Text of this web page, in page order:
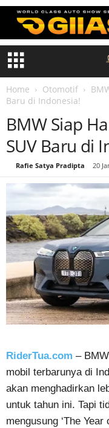
Home Otomotif
Baru di Indonesia!
BMW Siap
SUV Baru di
Rafie Satya Pradipta 20
RiderTua.com –
mobil terbarunya di
akan menghadirkan
untuk tahun ini. Tapi
mengusung ‘The